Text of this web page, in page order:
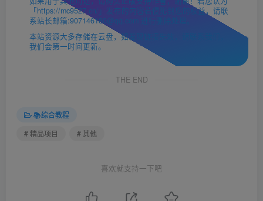
「https://mc9527.cn/」发布的内容若侵犯到您的权益，请联
系站长邮箱:907146180@qq.com 进行删除处理。
本站资源大多存储在云盘，如发现链接失效，请联系我们，
我们会第一时间更新。
THE END
📚综合教程
# 精品项目
# 其他
喜欢就支持一下吧